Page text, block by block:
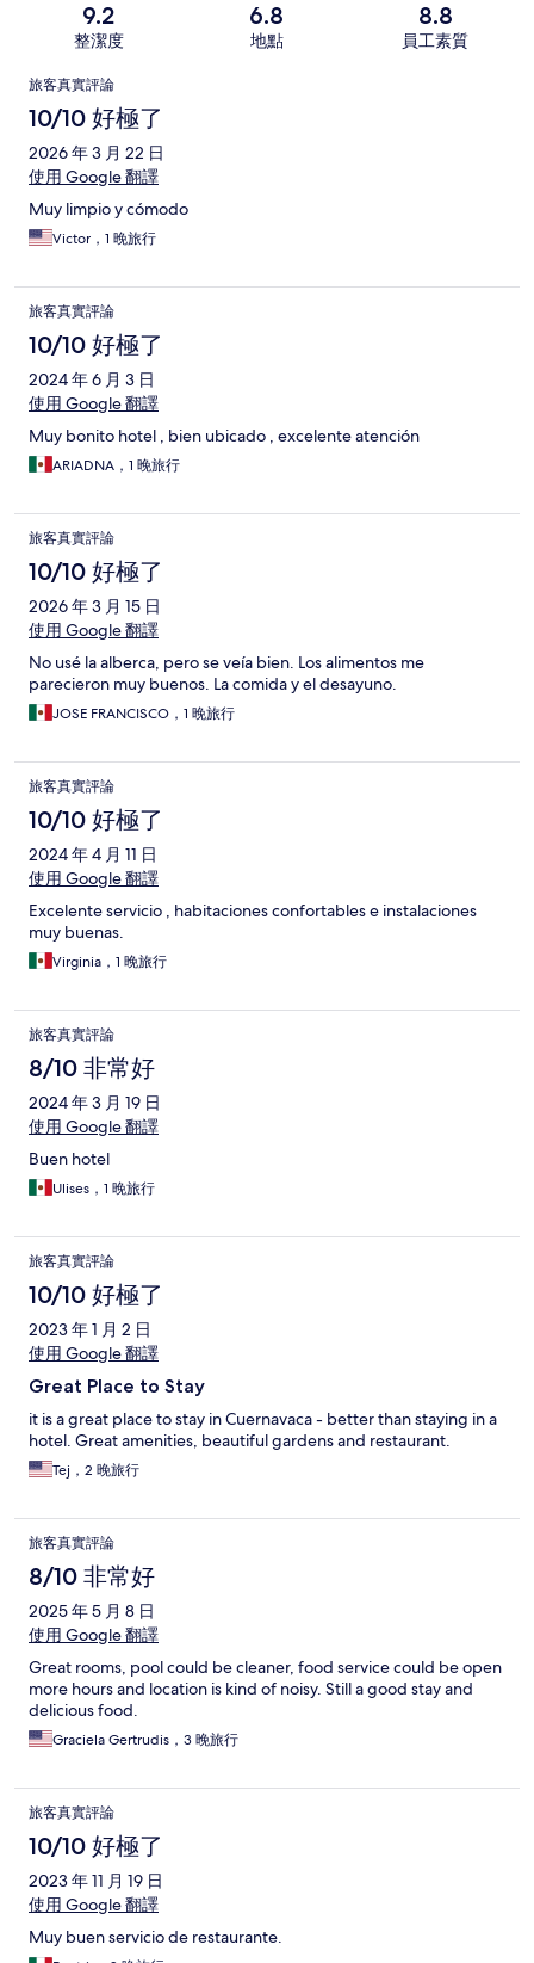
9.2
整潔度
6.8
地點
8.8
員工素質
評
論
旅客真實評論
10/10 好極了
2026 年 3 月 22 日
使用 Google 翻譯
Muy limpio y cómodo
Victor，1 晚旅行
旅客真實評論
10/10 好極了
2024 年 6 月 3 日
使用 Google 翻譯
Muy bonito hotel , bien ubicado , excelente atención
ARIADNA，1 晚旅行
旅客真實評論
10/10 好極了
2026 年 3 月 15 日
使用 Google 翻譯
No usé la alberca, pero se veía bien. Los alimentos me
parecieron muy buenos. La comida y el desayuno.
JOSE FRANCISCO，1 晚旅行
旅客真實評論
10/10 好極了
2024 年 4 月 11 日
使用 Google 翻譯
Excelente servicio , habitaciones confortables e instalaciones
muy buenas.
Virginia，1 晚旅行
旅客真實評論
8/10 非常好
2024 年 3 月 19 日
使用 Google 翻譯
Buen hotel
Ulises，1 晚旅行
旅客真實評論
10/10 好極了
2023 年 1 月 2 日
使用 Google 翻譯
Great Place to Stay
it is a great place to stay in Cuernavaca - better than staying in a
hotel. Great amenities, beautiful gardens and restaurant.
Tej，2 晚旅行
旅客真實評論
8/10 非常好
2025 年 5 月 8 日
使用 Google 翻譯
Great rooms, pool could be cleaner, food service could be open
more hours and location is kind of noisy. Still a good stay and
delicious food.
Graciela Gertrudis，3 晚旅行
旅客真實評論
10/10 好極了
2023 年 11 月 19 日
使用 Google 翻譯
Muy buen servicio de restaurante.